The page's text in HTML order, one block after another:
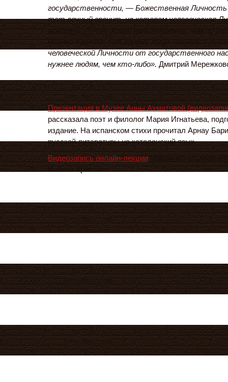
государственности, — Божественная
тот вечный гранит, на котором человеческая
основана. Лучше этого нельзя понять, чем по
Иоанна Креста: вот почему когда начнется
человеческой Личности от государственного
нужнее людям, чем кто-либо». Дмитрий
Презентация в Музее Анны Ахматовой
рассказала поэт и филолог Мария Игнатьева,
издание. На испанском стихи прочитал Арнау
русской литературы на каталанский язык.
Видеозапись онлайн-лекцииМарии Игнатьевой
ИоаннаКреста».